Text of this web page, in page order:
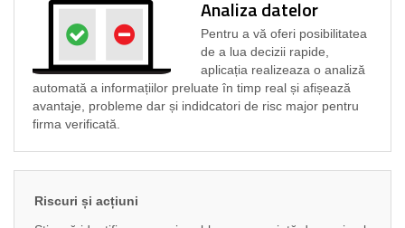
Analiza datelor
Pentru a vă oferi posibilitatea
de a lua decizii rapide,
aplicația realizeaza o analiză
automată a informațiilor preluate în timp real și afișează
avantaje, probleme dar și indidcatori de risc major pentru
firma verificată.
Riscuri și acțiuni